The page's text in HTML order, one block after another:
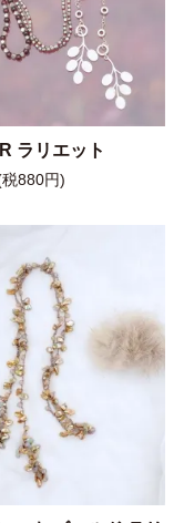
ラリエット
880円)